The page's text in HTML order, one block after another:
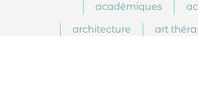
académiques
architecture art